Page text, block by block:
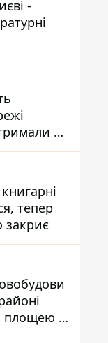
-
39
тепер
закриє
площею в